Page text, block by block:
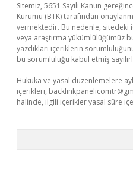
Sitemiz, 5651 Sayılı Kanun
Kurumu (BTK) tarafından
vermektedir. Bu nedenle,
veya araştırma yükümlülüğümüz
yazdıkları içeriklerin
bu sorumluluğu kabul etmiş
Hukuka ve yasal düzenlemelere
içerikleri,
halinde, ilgili içerikler yasal süre